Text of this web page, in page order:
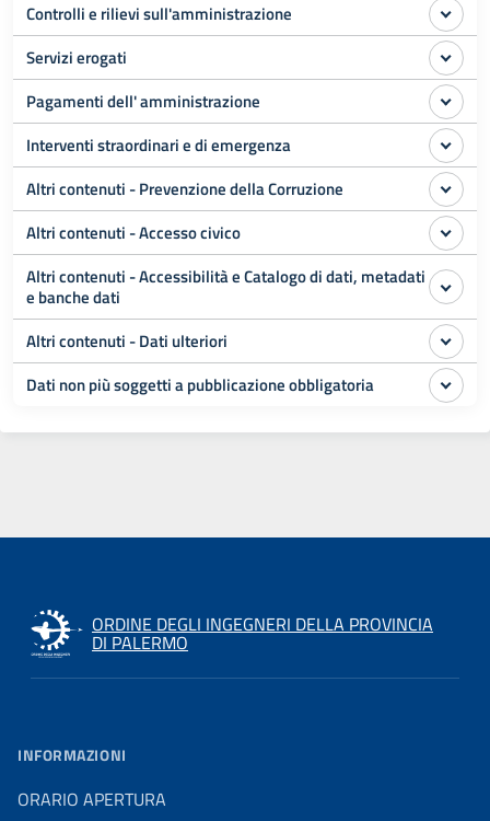
Controlli e rilievi sull'amministrazione
Servizi erogati
Pagamenti dell' amministrazione
Interventi straordinari e di emergenza
Altri contenuti - Prevenzione della Corruzione
Altri contenuti - Accesso civico
Altri contenuti - Accessibilità e Catalogo di dati, metadati
e banche dati
Altri contenuti - Dati ulteriori
Dati non più soggetti a pubblicazione obbligatoria
ORDINE DEGLI INGEGNERI DELLA PROVINCIA
DI PALERMO
INFORMAZIONI
ORARIO APERTURA